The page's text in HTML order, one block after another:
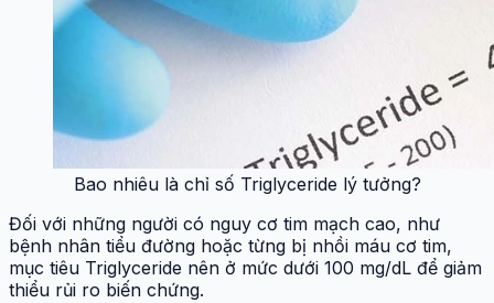
Bao nhiêu là chỉ số Triglyceride lý tưởng?
Đối với những người có nguy cơ tim mạch cao, như
bệnh nhân tiểu đường hoặc từng bị nhồi máu cơ tim,
mục tiêu Triglyceride nên ở mức dưới 100 mg/dL để giảm
thiểu rủi ro biến chứng.